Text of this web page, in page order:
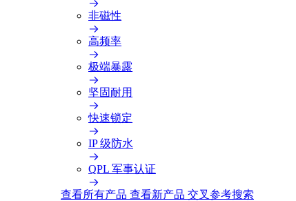
非磁性
高频率
极端暴露
坚固耐用
快速锁定
IP 级防水
QPL 军事认证
查看所有产品 查看新产品 交叉参考搜索